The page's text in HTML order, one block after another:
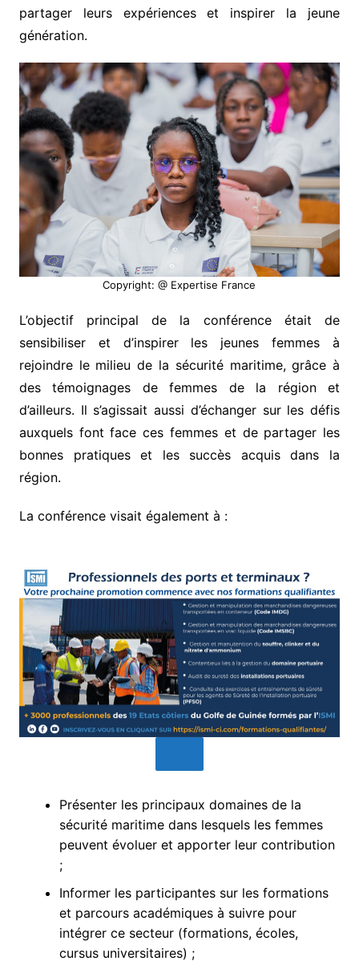
partager leurs expériences et inspirer la jeune
génération.
Copyright: @ Expertise France
L’objectif principal de la conférence était de
sensibiliser et d’inspirer les jeunes femmes à
rejoindre le milieu de la sécurité maritime, grâce à
des témoignages de femmes de la région et
d’ailleurs. Il s’agissait aussi d’échanger sur les défis
auxquels font face ces femmes et de partager les
bonnes pratiques et les succès acquis dans la
région.
La conférence visait également à :
Présenter les principaux domaines de la
sécurité maritime dans lesquels les femmes
peuvent évoluer et apporter leur contribution
;
Informer les participantes sur les formations
et parcours académiques à suivre pour
intégrer ce secteur (formations, écoles,
cursus universitaires) ;